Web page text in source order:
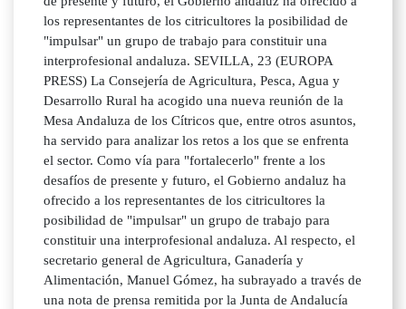
los representantes de los citricultores la posibilidad de
"impulsar" un grupo de trabajo para constituir una
interprofesional andaluza. SEVILLA, 23 (EUROPA
PRESS) La Consejería de Agricultura, Pesca, Agua y
Desarrollo Rural ha acogido una nueva reunión de la
Mesa Andaluza de los Cítricos que, entre otros asuntos,
ha servido para analizar los retos a los que se enfrenta
el sector. Como vía para "fortalecerlo" frente a los
desafíos de presente y futuro, el Gobierno andaluz ha
ofrecido a los representantes de los citricultores la
posibilidad de "impulsar" un grupo de trabajo para
constituir una interprofesional andaluza. Al respecto, el
secretario general de Agricultura, Ganadería y
Alimentación, Manuel Gómez, ha subrayado a través de
una nota de prensa remitida por la Junta de Andalucía